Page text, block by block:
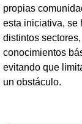
propias
esta iniciativa, se
distintos
conocimientos
evitando que
un obstáculo.